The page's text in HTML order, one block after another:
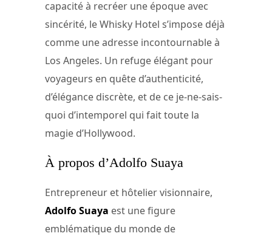
capacité à recréer une époque avec
sincérité, le Whisky Hotel s’impose déjà
comme une adresse incontournable à
Los Angeles. Un refuge élégant pour
voyageurs en quête d’authenticité,
d’élégance discrète, et de ce je-ne-sais-
quoi d’intemporel qui fait toute la
magie d’Hollywood.
À propos d’Adolfo Suaya
Entrepreneur et hôtelier visionnaire,
Adolfo Suaya est une figure
emblématique du monde de